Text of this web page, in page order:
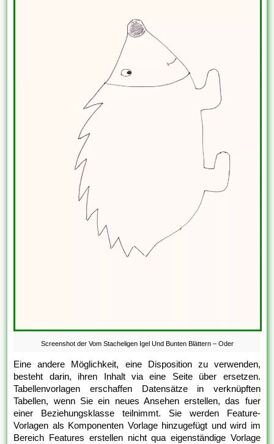
Screenshot der Vom Stacheligen Igel Und Bunten Blättern – Oder
Eine andere Möglichkeit, eine Disposition zu verwenden,
besteht darin, ihren Inhalt via eine Seite über ersetzen.
Tabellenvorlagen erschaffen Datensätze in verknüpften
Tabellen, wenn Sie ein neues Ansehen erstellen, das fuer
einer Beziehungsklasse teilnimmt. Sie werden Feature-
Vorlagen als Komponenten Vorlage hinzugefügt und wird im
Bereich Features erstellen nicht qua eigenständige Vorlage